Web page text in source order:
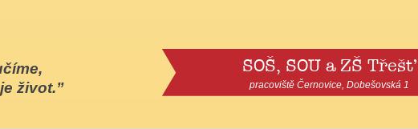
život.
SOŠ, SOU a ZŠ Třešť
pracoviště Černovice, Dobešovská 1